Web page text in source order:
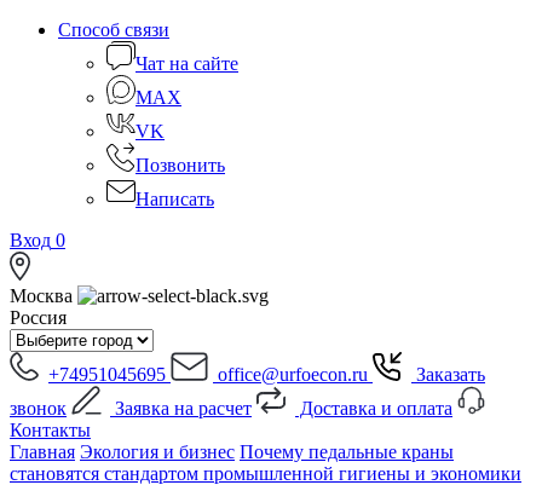
Способ связи
Чат на сайте
MAX
VK
Позвонить
Написать
Вход 0
Москва
Россия
+74951045695 office@urfoecon.ru
Заказать
звонок
Заявка на расчет
Доставка и оплата
Контакты
Главная Экология и бизнес Почему педальные краны
становятся стандартом промышленной гигиены и экономики